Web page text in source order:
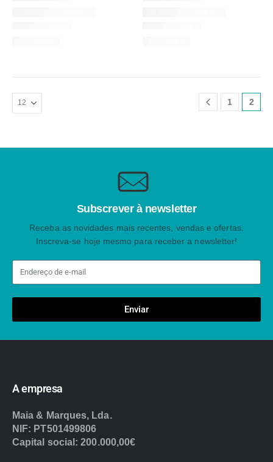
1 2
Subscrever à newsletter
Receba as novidades mais recentes, vendas e ofertas.
Inscreva-se hoje mesmo para receber a newsletter!
Enviar
A empresa
Maia & Marques, Lda.
NIF: PT501499806
Capital social: 200.000,00€